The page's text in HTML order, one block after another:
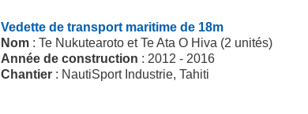
Vedette de transport maritime de 18m
Nom : Te Nukutearoto et Te Ata O Hiva (2 unités)
Année de construction : 2012 - 2016
Chantier : NautiSport Industrie, Tahiti